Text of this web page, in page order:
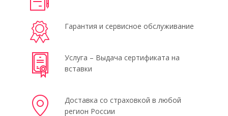
Гарантия и сервисное обслуживание
Услуга – Выдача сертификата на
вставки
Доставка со страховкой в любой
регион России